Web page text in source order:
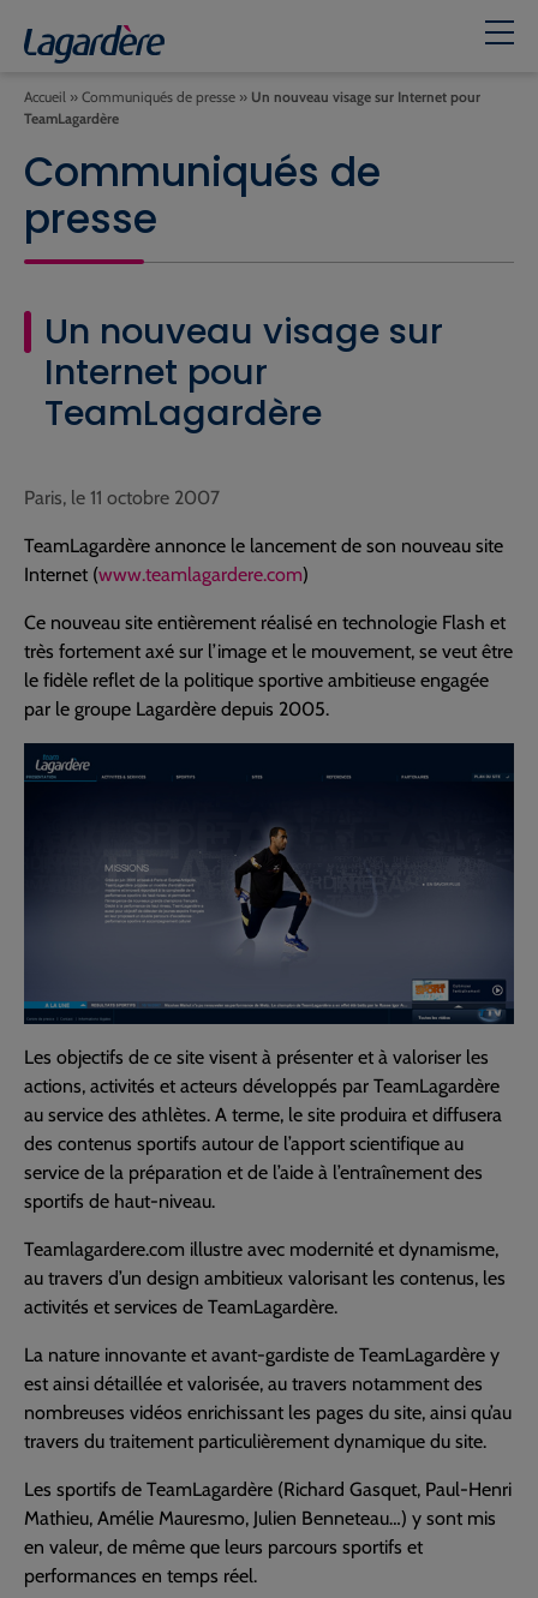
Accueil » Communiqués de presse » Un nouveau visage sur Internet pour
TeamLagardère
Communiqués de
presse
Un nouveau visage sur
Internet pour
TeamLagardère
Paris, le 11 octobre 2007
TeamLagardère annonce le lancement de son nouveau site
Internet (www.teamlagardere.com)
Ce nouveau site entièrement réalisé en technologie Flash et
très fortement axé sur l’image et le mouvement, se veut être
le fidèle reflet de la politique sportive ambitieuse engagée
par le groupe Lagardère depuis 2005.
Les objectifs de ce site visent à présenter et à valoriser les
actions, activités et acteurs développés par TeamLagardère
au service des athlètes. A terme, le site produira et diffusera
des contenus sportifs autour de l’apport scientifique au
service de la préparation et de l’aide à l’entraînement des
sportifs de haut-niveau.
Teamlagardere.com illustre avec modernité et dynamisme,
au travers d’un design ambitieux valorisant les contenus, les
activités et services de TeamLagardère.
La nature innovante et avant-gardiste de TeamLagardère y
est ainsi détaillée et valorisée, au travers notamment des
nombreuses vidéos enrichissant les pages du site, ainsi qu’au
travers du traitement particulièrement dynamique du site.
Les sportifs de TeamLagardère (Richard Gasquet, Paul-Henri
Mathieu, Amélie Mauresmo, Julien Benneteau…) y sont mis
en valeur, de même que leurs parcours sportifs et
performances en temps réel.